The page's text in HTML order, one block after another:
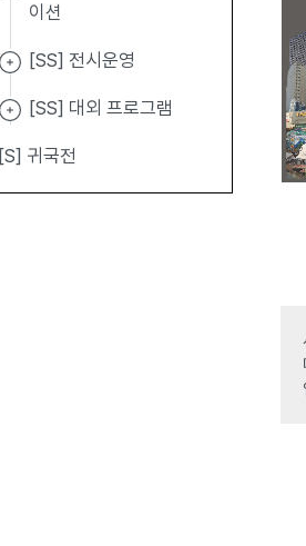
이션
[SS] 전시운영
[SS] 대외 프로그램
[S] 귀국전